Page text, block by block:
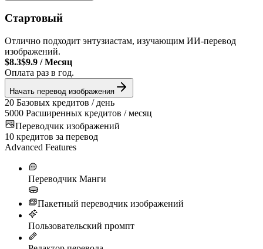
Стартовый
Отлично подходит энтузиастам, изучающим ИИ-перевод
изображений.
$8.3$9.9 /Месяц
Оплата раз в год.
Начать перевод изображения
20 Базовых кредитов / день
5000 Расширенных кредитов / месяц
Переводчик изображений
10 кредитов за перевод
Advanced Features
Переводчик Манги
Пакетный переводчик изображений
Пользовательский промпт